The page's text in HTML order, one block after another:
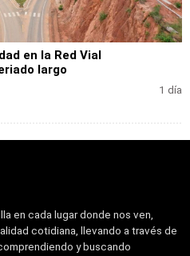
en la Red Vial
largo
1 día
en cada lugar donde nos ven,
cotidiana, llevando a través de
y buscando